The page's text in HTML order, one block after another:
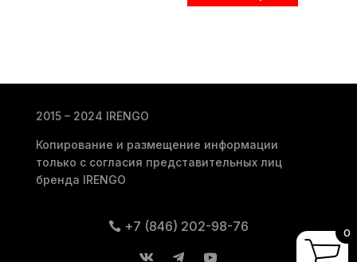
2015 – 2024 IRENGO
Копирование и размещение информации
только с согласия представительных лиц
бренда IRENGO
+7 (846) 202-98-76 0